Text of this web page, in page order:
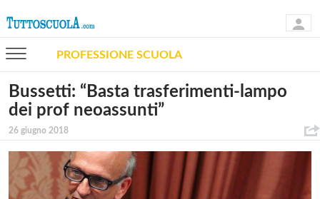
PROFESSIONE SCUOLA
Bussetti: “Basta trasferimenti-lampo
dei prof neoassunti”
26 giugno 2018